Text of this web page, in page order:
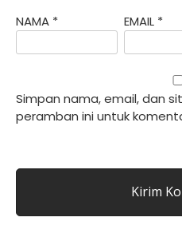
NAMA * EMAIL *
Simpan nama, email, dan
peramban ini untuk